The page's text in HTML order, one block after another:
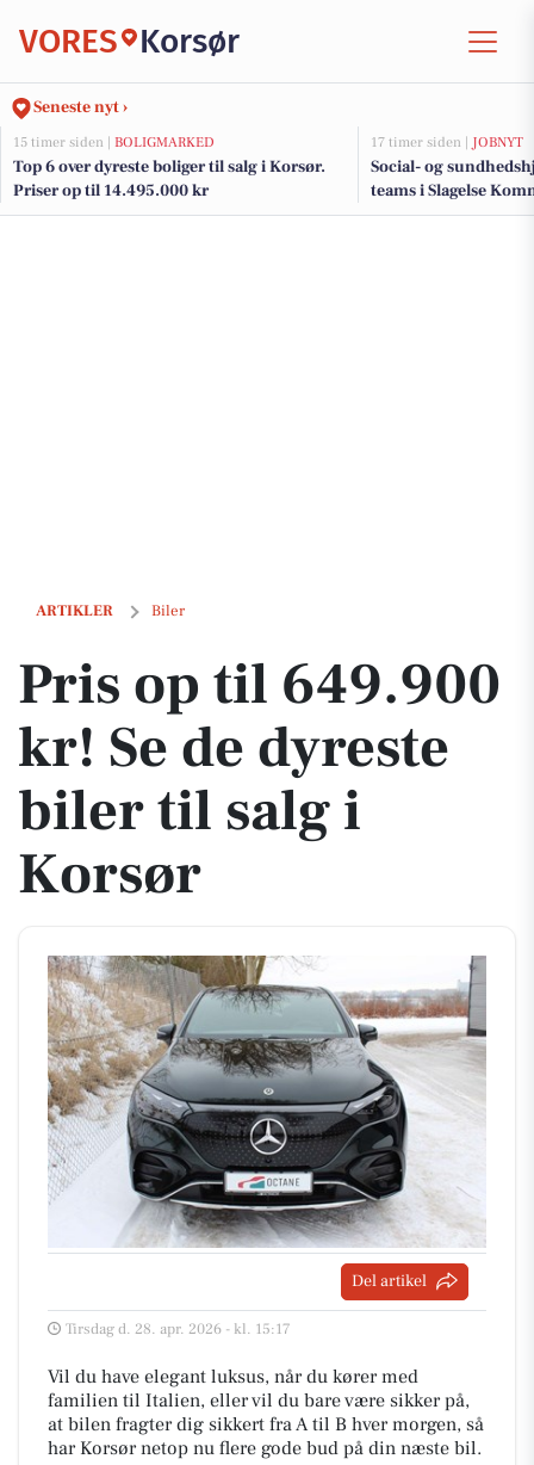
VORES Korsør
Seneste nyt ›
15 timer siden | BOLIGMARKED
Top 6 over dyreste boliger til salg i Korsør.
Priser op til 14.495.000 kr
17 timer siden | JOBNYT
Social- og
teams i Slagelse
ARTIKLER Biler
Pris op til 649.900 kr! Se de dyreste biler til salg i Korsør
Pris op til 649.900
kr! Se de dyreste
biler til salg i
Korsør
Del artikel
Tirsdag d. 28. apr. 2026 - kl. 15:17
Vil du have elegant luksus, når du kører med
familien til Italien, eller vil du bare være sikker på,
at bilen fragter dig sikkert fra A til B hver morgen, så
har Korsør netop nu flere gode bud på din næste bil.